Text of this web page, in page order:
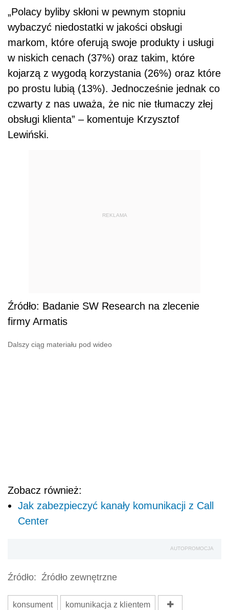
„Polacy byliby skłoni w pewnym stopniu
wybaczyć niedostatki w jakości obsługi
markom, które oferują swoje produkty i usługi
w niskich cenach (37%) oraz takim, które
kojarzą z wygodą korzystania (26%) oraz które
po prostu lubią (13%). Jednocześnie jednak co
czwarty z nas uważa, że nic nie tłumaczy złej
obsługi klienta” – komentuje Krzysztof
Lewiński.
REKLAMA
Źródło: Badanie SW Research na zlecenie
firmy Armatis
Dalszy ciąg materiału pod wideo
Zobacz również:
Jak zabezpieczyć kanały komunikacji z Call
Center
AUTOPROMOCJA
Źródło: Źródło zewnętrzne
konsument komunikacja z klientem